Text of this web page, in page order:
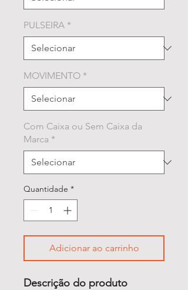
PULSEIRA *
MOVIMENTO *
Com Caixa ou Sem Caixa da
Marca *
Quantidade *
Adicionar ao carrinho
Descrição do produto